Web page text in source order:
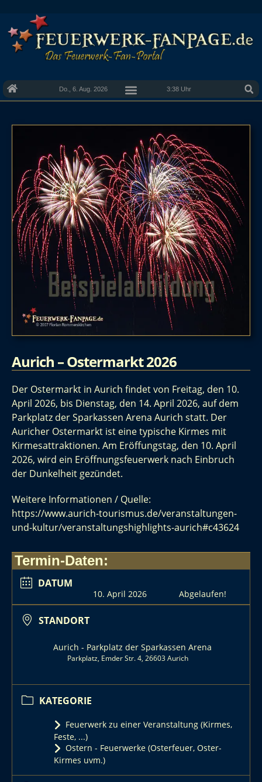
Do., 6. Aug. 2026 3:38 Uhr
Aurich – Ostermarkt 2026
Der Ostermarkt in Aurich findet von Freitag, den 10.
April 2026, bis Dienstag, den 14. April 2026, auf dem
Parkplatz der Sparkassen Arena Aurich statt. Der
Auricher Ostermarkt ist eine typische Kirmes mit
Kirmesattraktionen. Am Eröffungstag, den 10. April
2026, wird ein Eröffnungsfeuerwerk nach Einbruch
der Dunkelheit gezündet.
Weitere Informationen / Quelle:
https://www.aurich-tourismus.de/veranstaltungen-
und-kultur/veranstaltungshighlights-aurich#c43624
Termin-Daten:
DATUM
10. April 2026 Abgelaufen!
STANDORT
Aurich - Parkplatz der Sparkassen Arena
Parkplatz, Emder Str. 4, 26603 Aurich
KATEGORIE
Feuerwerk zu einer Veranstaltung (Kirmes,
Feste, ...)
Ostern - Feuerwerke (Osterfeuer, Oster-
Kirmes uvm.)